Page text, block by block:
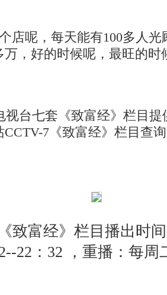
店呢，每天能有100多人光
万，好的时候呢，最旺的时
台七套《致富经》栏目提
CCTV-7《致富经》栏目查
致富经》栏目播出时
22：32 ，重播：每周